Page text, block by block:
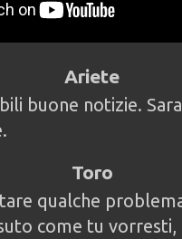
Ariete
buone notizie.
Toro
qualche
come tu